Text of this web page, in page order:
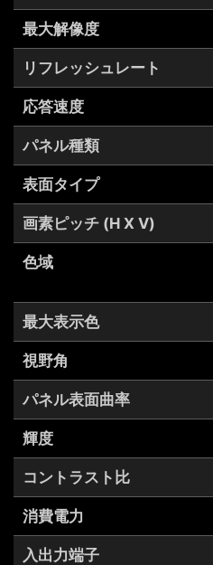
最大解像度
リフレッシュレート
応答速度
パネル種類
表面タイプ
画素ピッチ (H X V)
色域
最大表示色
視野角
パネル表面曲率
輝度
コントラスト比
消費電力
入出力端子